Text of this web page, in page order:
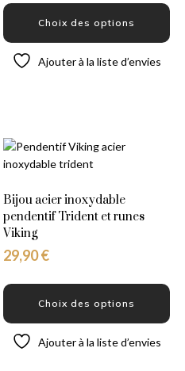
Choix des options
Ajouter à la liste d’envies
Bijou acier inoxydable
pendentif Trident et runes
Viking
29,90€
Choix des options
Ajouter à la liste d’envies